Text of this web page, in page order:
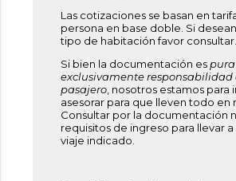
Las cotizaciones se basan en
persona en base doble. Si
tipo de habitación favor consultar.
Si bien la documentación espura
exclusivamente responsabilidad
pasajero, nosotros estamos para
asesorar para que lleven todo en
Consultar por la documentación
requisitos de ingreso para llevar
viaje indicado.